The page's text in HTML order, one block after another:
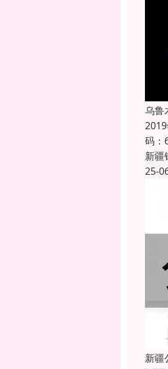
乌鲁
码：
新疆
25-
新疆